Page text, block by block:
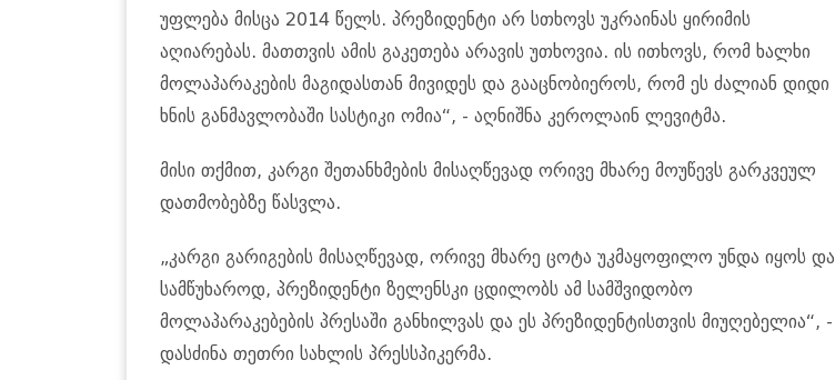
უფლება მისცა 2014 წელს. პრეზიდენტი არ სთხოვს უკრაინას ყირიმის
აღიარებას. მათთვის ამის გაკეთება არავის უთხოვია. ის ითხოვს, რომ ხალხი
მოლაპარაკების მაგიდასთან მივიდეს და გააცნობიეროს, რომ ეს ძალიან დიდი
ხნის განმავლობაში სასტიკი ომია“, - აღნიშნა კეროლაინ ლევიტმა.
მისი თქმით, კარგი შეთანხმების მისაღწევად ორივე მხარე მოუწევს გარკვეულ
დათმობებზე წასვლა.
„კარგი გარიგების მისაღწევად, ორივე მხარე ცოტა უკმაყოფილო უნდა იყოს და
სამწუხაროდ, პრეზიდენტი ზელენსკი ცდილობს ამ სამშვიდობო
მოლაპარაკებების პრესაში განხილვას და ეს პრეზიდენტისთვის მიუღებელია“, -
დასძინა თეთრი სახლის პრესსპიკერმა.